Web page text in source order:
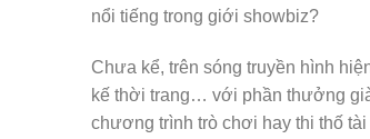
nổi tiếng trong giới showbiz?
Chưa kể, trên sóng truyền hình
kế thời trang… với phần thưởng
chương trình trò chơi hay thi thố